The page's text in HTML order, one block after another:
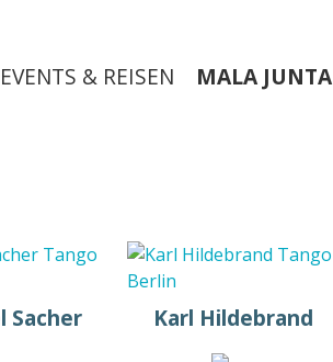
EVENTS & REISEN MALA JUNTA
Sacher Karl Hildebrand